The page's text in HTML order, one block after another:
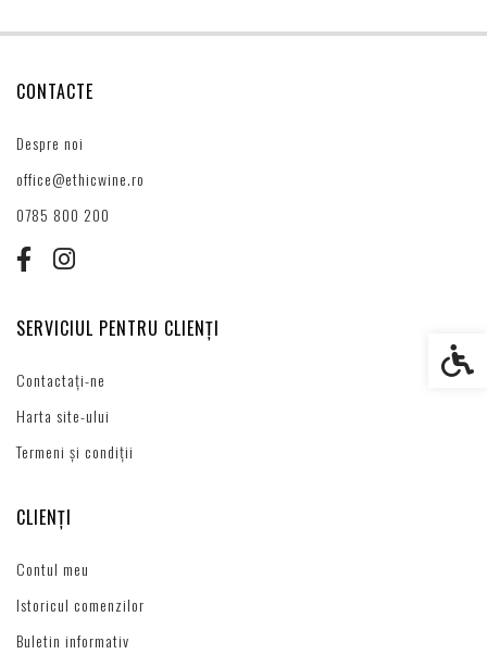
CONTACTE
Despre noi
office@ethicwine.ro
0785 800 200
SERVICIUL PENTRU CLIENȚI
Contactați-ne
Harta site-ului
Termeni și condiții
CLIENȚI
Contul meu
Istoricul comenzilor
Buletin informativ
Setări